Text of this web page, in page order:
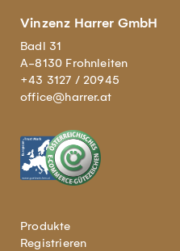
Vinzenz Harrer GmbH
Badl 31
A-8130 Frohnleiten
+43 3127 / 20945
office@harrer.at
Produkte
Registrieren